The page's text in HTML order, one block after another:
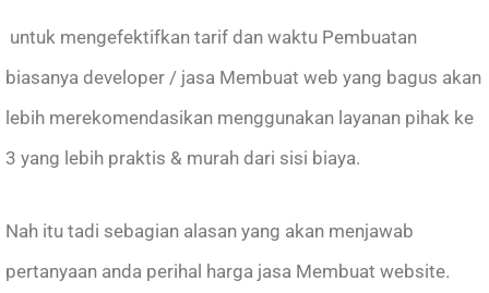
untuk mengefektifkan tarif dan waktu Pembuatan
biasanya developer / jasa Membuat web yang bagus akan
lebih merekomendasikan menggunakan layanan pihak ke
3 yang lebih praktis & murah dari sisi biaya.
Nah itu tadi sebagian alasan yang akan menjawab
pertanyaan anda perihal harga jasa Membuat website.